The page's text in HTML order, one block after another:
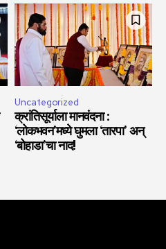
Uncategorized
क्रांतिसूर्याला मानवंदना :
‘लोकभवन’मध्ये घुमला ‘तारपा’ अन्
‘बोहाडा’चा नाद!